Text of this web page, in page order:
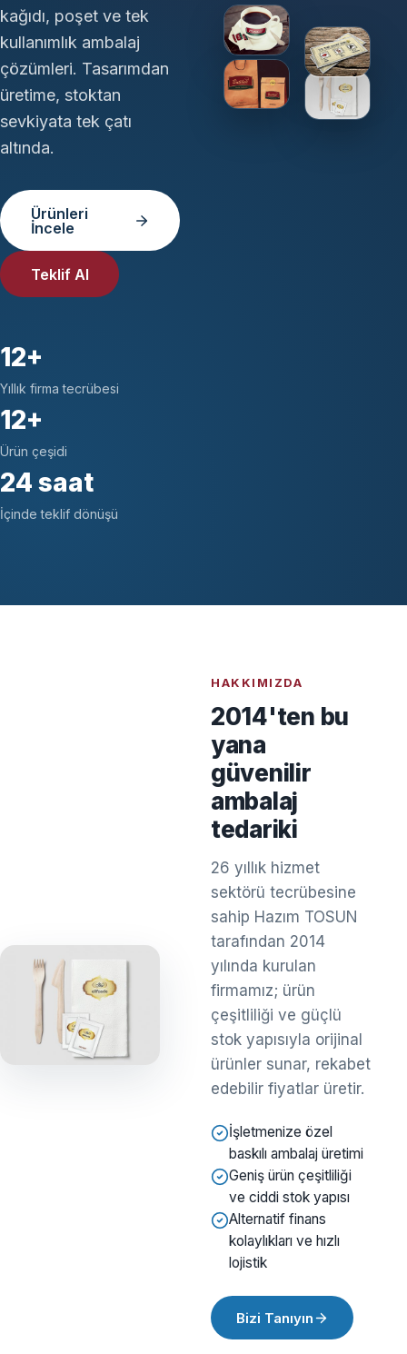
kağıdı, poşet ve tek
kullanımlık ambalaj
çözümleri. Tasarımdan
üretime, stoktan
sevkiyata tek çatı
altında.
Ürünleri
İncele
Teklif Al
12+
Yıllık firma tecrübesi
12+
Ürün çeşidi
24 saat
İçinde teklif dönüşü
HAKKIMIZDA
2014'ten bu
yana
güvenilir
ambalaj
tedariki
26 yıllık hizmet
sektörü tecrübesine
sahip Hazım TOSUN
tarafından 2014
yılında kurulan
firmamız; ürün
çeşitliliği ve güçlü
stok yapısıyla orijinal
ürünler sunar, rekabet
edebilir fiyatlar üretir.
İşletmenize özel
baskılı ambalaj üretimi
Geniş ürün çeşitliliği
ve ciddi stok yapısı
Alternatif finans
kolaylıkları ve hızlı
lojistik
Bizi Tanıyın